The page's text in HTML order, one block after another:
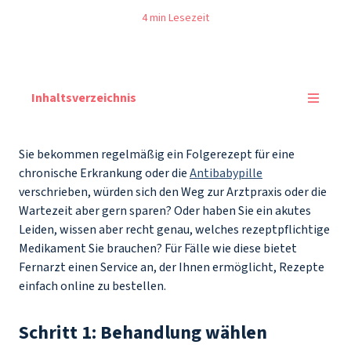
4 min Lesezeit
Inhaltsverzeichnis
Sie bekommen regelmäßig ein Folgerezept für eine
chronische Erkrankung oder dieAntibabypille
verschrieben, würden sich den Weg zur Arztpraxis oder die
Wartezeit aber gern sparen? Oder haben Sie ein akutes
Leiden, wissen aber recht genau, welches rezeptpflichtige
Medikament Sie brauchen? Für Fälle wie diese bietet
Fernarzt einen Service an, der Ihnen ermöglicht, Rezepte
einfach online zu bestellen.
Schritt 1: Behandlung wählen